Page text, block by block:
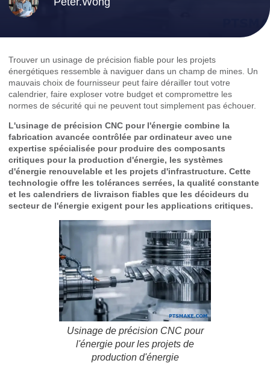
Trouver un usinage de précision fiable pour les projets
énergétiques ressemble à naviguer dans un champ de mines. Un
mauvais choix de fournisseur peut faire dérailler tout votre
calendrier, faire exploser votre budget et compromettre les
normes de sécurité qui ne peuvent tout simplement pas échouer.
L'usinage de précision CNC pour l'énergie combine la
fabrication avancée contrôlée par ordinateur avec une
expertise spécialisée pour produire des composants
critiques pour la production d'énergie, les systèmes
d'énergie renouvelable et les projets d'infrastructure. Cette
technologie offre les tolérances serrées, la qualité constante
et les calendriers de livraison fiables que les décideurs du
secteur de l'énergie exigent pour les applications critiques.
Usinage de précision CNC pour
l'énergie pour les projets de
production d'énergie